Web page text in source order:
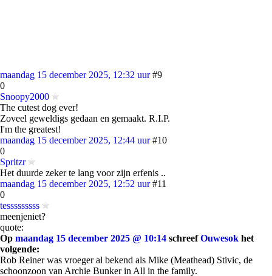
maandag 15 december 2025, 12:32 uur #9
0
Snoopy2000
The cutest dog ever!
Zoveel geweldigs gedaan en gemaakt. R.I.P.
I'm the greatest!
maandag 15 december 2025, 12:44 uur #10
0
Spritzr
Het duurde zeker te lang voor zijn erfenis ..
maandag 15 december 2025, 12:52 uur #11
0
tesssssssss
meenjeniet?
quote:
Op maandag 15 december 2025 @ 10:14 schreefOuwesok het
volgende:
Rob Reiner was vroeger al bekend als Mike (Meathead) Stivic, de
schoonzoon van Archie Bunker in All in the family.